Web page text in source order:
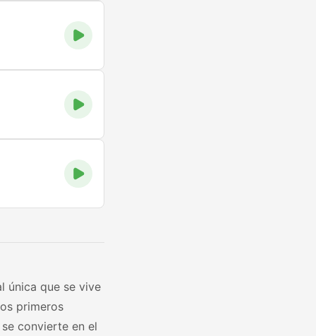
única que se vive
primeros
convierte en el